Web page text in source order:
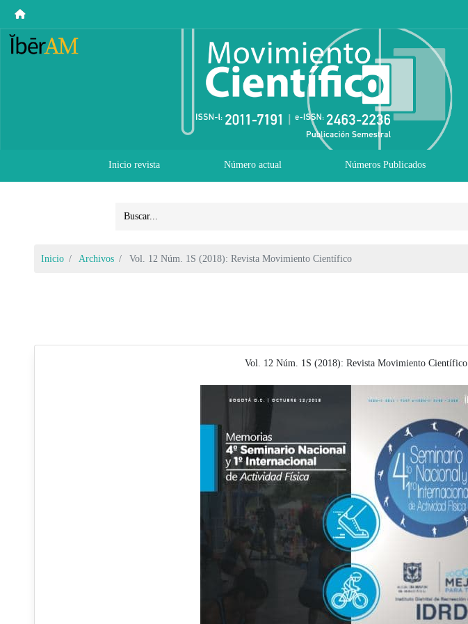
Inicio revista Número actual Números Publicados
Inicio Archivos Vol. 12 Núm. 1S (2018): Revista Movimiento Científico
Vol. 12 Núm. 1S (2018): Revista Movimiento Científico